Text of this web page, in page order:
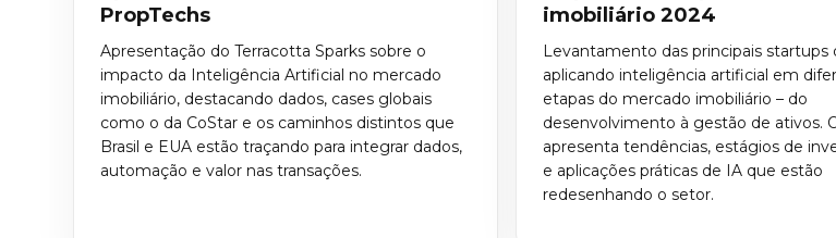
PropTechs
Apresentação do Terracotta Sparks sobre o
impacto da Inteligência Artificial no mercado
imobiliário, destacando dados, cases globais
como o da CoStar e os caminhos distintos que
Brasil e EUA estão traçando para integrar dados,
automação e valor nas transações.
imobiliário 2024
Levantamento das principais startups
aplicando inteligência artificial em
etapas do mercado imobiliário – do
desenvolvimento à gestão de ativos.
apresenta tendências, estágios de
e aplicações práticas de IA que estão
redesenhando o setor.